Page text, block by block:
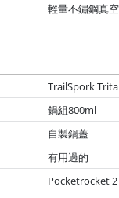
輕量不鏽鋼真
TrailSpork
鍋組800ml
自製鍋蓋
有用過的
Pocketrocket